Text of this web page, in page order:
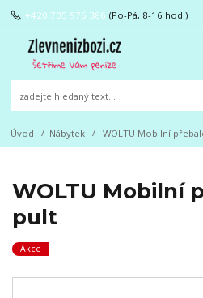
+420 705 976 386 (Po-Pá, 8-16 hod.)
Úvod Nábytek WOLTU Mobilní
WOLTU Mobilní
pult
Akce